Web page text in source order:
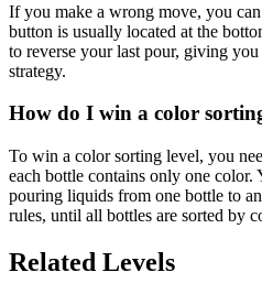
If you make a wrong move, you
button is usually located at the
to reverse your last pour, giving
strategy.
How do I win a color
To win a color sorting level, you
each bottle contains only one color.
pouring liquids from one bottle to
rules, until all bottles are sorted by
Related Levels